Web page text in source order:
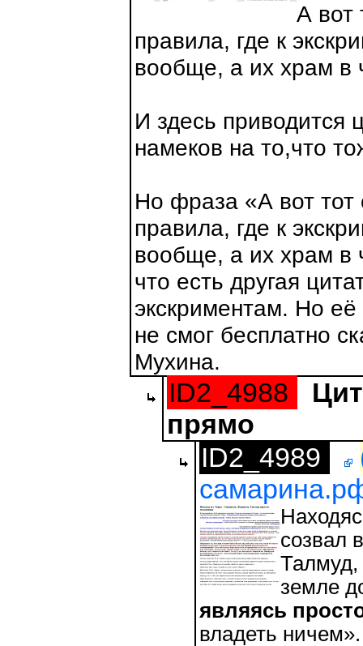
А вот
правила, где к
вообще, а их храм в
И здесь приводится
намеков на то,что
Но фраза «А вот тот
правила, где к
вообще, а их храм в
что есть другая
экскриментам. Но
не смог бесплатно
Мухина.
ID2_4988
прямо
ID2_4989
созвал
Талмуд,
земле
являясь
владеть ничем».